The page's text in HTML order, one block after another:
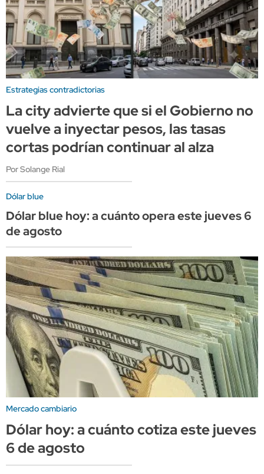
Estrategias contradictorias
La city advierte que si el Gobierno no
vuelve a inyectar pesos, las tasas
cortas podrían continuar al alza
Por Solange Rial
Dólar blue
Dólar blue hoy: a cuánto opera este jueves 6
de agosto
Mercado cambiario
Dólar hoy: a cuánto cotiza este jueves
6 de agosto